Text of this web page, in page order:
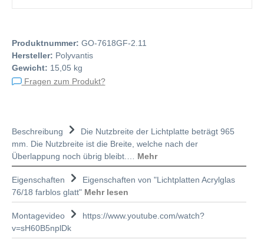
Produktnummer: GO-7618GF-2.11
Hersteller: Polyvantis
Gewicht: 15,05 kg
Fragen zum Produkt?
Beschreibung
Die Nutzbreite der Lichtplatte beträgt 965
mm. Die Nutzbreite ist die Breite, welche nach der
Überlappung noch übrig bleibt.… Mehr
Eigenschaften
Eigenschaften von "Lichtplatten Acrylglas
76/18 farblos glatt" Mehr lesen
Montagevideo
https://www.youtube.com/watch?
v=sH60B5nplDk